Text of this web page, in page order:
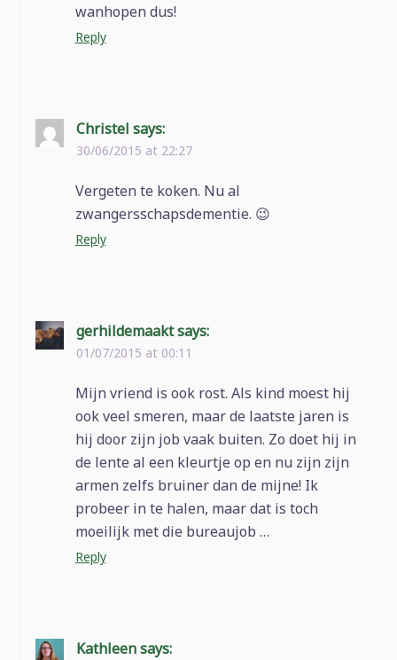
wanhopen dus!
Reply
Christel says:
30/06/2015 at 22:27
Vergeten te koken. Nu al
zwangersschapsdementie. 😉
Reply
gerhildemaakt says:
01/07/2015 at 00:11
Mijn vriend is ook rost. Als kind moest hij
ook veel smeren, maar de laatste jaren is
hij door zijn job vaak buiten. Zo doet hij in
de lente al een kleurtje op en nu zijn zijn
armen zelfs bruiner dan de mijne! Ik
probeer in te halen, maar dat is toch
moeilijk met die bureaujob …
Reply
Kathleen says: